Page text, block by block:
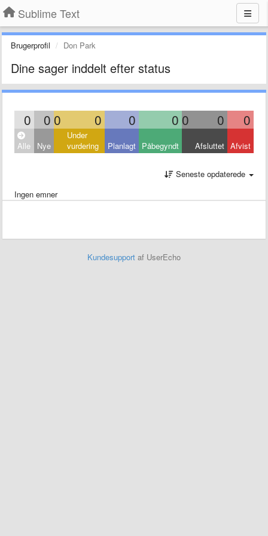
Sublime Text
Brugerprofil Don Park
Dine sager inddelt efter status
0 0 0 0 0 0 0 0 0
Alle Nye
Under
vurdering
Planlagt Påbegyndt Afsluttet Afvist
Seneste opdaterede
Ingen emner
Kundesupport af UserEcho